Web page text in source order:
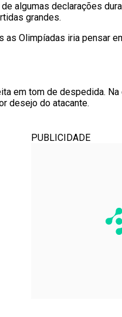
algumas declarações
grandes.
Olimpíadas iria pensar
em tom de despedida.
desejo do atacante.
PUBLICIDADE